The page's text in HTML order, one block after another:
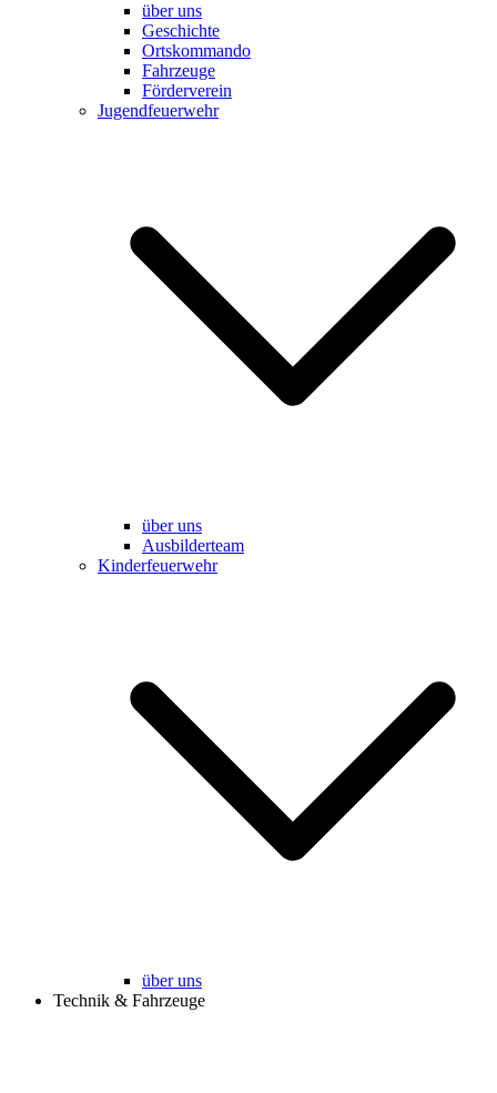
über uns
Geschichte
Ortskommando
Fahrzeuge
Förderverein
Jugendfeuerwehr
über uns
Ausbilderteam
Kinderfeuerwehr
über uns
Technik & Fahrzeuge